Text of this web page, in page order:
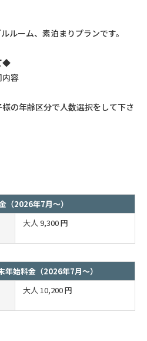
ルーム、素泊まりプランです。
◆
容
の年齢区分で人数選択をして下さ
（2026年7月～）
大人 9,300 円
年始料金（2026年7月～）
大人 10,200 円